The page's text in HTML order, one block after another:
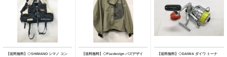
【送料無料】◇SHIMANO シマノ コン
【送料無料】◇Pazdesign パズデザイ
【送料無料】◇DAIWA ダイワ トーナ